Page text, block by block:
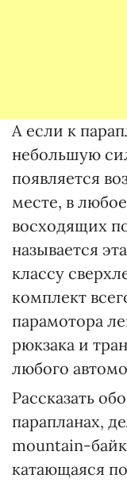
А если к
небольшую
появляется
месте, в
восходящих
называется
классу
комплект
парамотора
рюкзака и
любого
Рассказать
парапланах,
mountain-
катающаяся